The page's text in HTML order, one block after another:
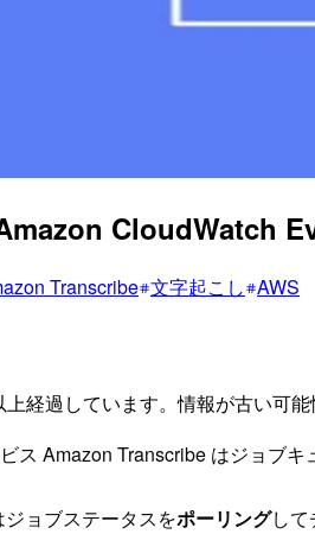
CloudWatch
Transcribe 文字起こし AWS
経過しています。情報が古い可能
ス Amazon Transcribe はジョブキ
ョブステータスをポーリングして